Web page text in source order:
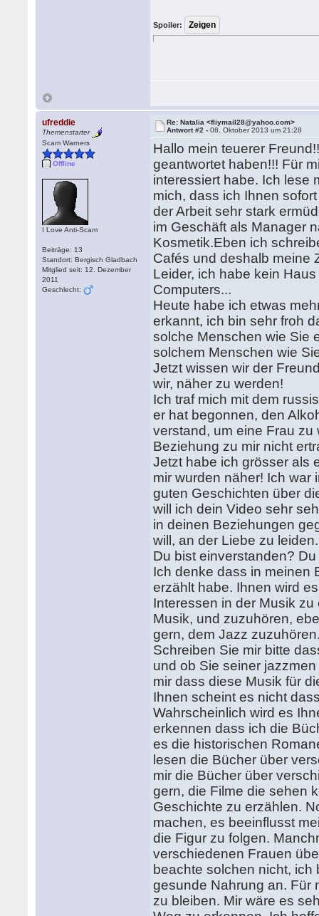
Spoiler:
ufreddie
Themenstarter
Scam Warners
Offline
I Love Anti-Scam
Beiträge: 13
Standort: Bergisch Gladbach
Mitglied seit: 12. Dezember
2011
Geschlecht:
Re: Natalia <fliymail28@yahoo.com>
Antwort #2 -08. Oktober 2013 um 21:28
Hallo mein teuerer
geantwortet haben!!! Für
interessiert habe. Ich lese
mich, dass ich Ihnen
der Arbeit sehr stark
im Geschäft als Manager
Kosmetik.Eben ich
Cafés und deshalb meine
Leider, ich habe kein
Computers...
Heute habe ich etwas
erkannt, ich bin sehr froh
solche Menschen wie Sie
solchem Menschen wie
Jetzt wissen wir der
wir, näher zu werden!
Ich traf mich mit dem
er hat begonnen, den
verstand, um eine Frau
Beziehung zu mir nicht
Jetzt habe ich grösser als
mir wurden näher! Ich war
guten Geschichten über
will ich dein Video sehr
in deinen Beziehungen
will, an der Liebe zu
Du bist einverstanden?
Ich denke dass in meinen
erzählt habe. Ihnen wird
Interessen in der Musik
Musik, und zuzuhören,
gern, dem Jazz
Schreiben Sie mir bitte
und ob Sie seiner
mir dass diese Musik für
Ihnen scheint es nicht
Wahrscheinlich wird es
erkennen dass ich die
es die historischen
lesen die Bücher über
mir die Bücher über
gern, die Filme die sehen
Geschichte zu erzählen.
machen, es beeinflusst
die Figur zu folgen.
verschiedenen Frauen
beachte solchen nicht,
gesunde Nahrung an. Für
zu bleiben. Mir wäre es